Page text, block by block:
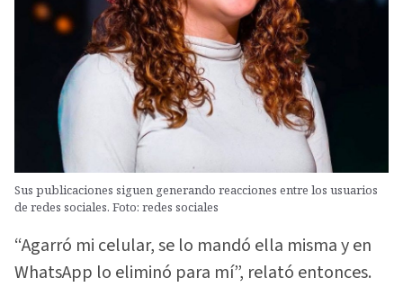
Sus publicaciones siguen generando reacciones entre los usuarios
de redes sociales. Foto: redes sociales
“Agarró mi celular, se lo mandó ella misma y en
WhatsApp lo eliminó para mí”, relató entonces.